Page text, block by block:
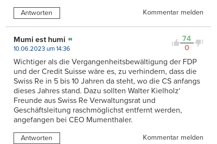
Antworten Kommentar melden
74
0
Mumi est humi
10.06.2023 um 14:36
Wichtiger als die Vergangenheitsbewältigung der FDP
und der Credit Suisse wäre es, zu verhindern, dass die
Swiss Re in 5 bis 10 Jahren da steht, wo die CS anfangs
dieses Jahres stand. Dazu sollten Walter Kielholz‘
Freunde aus Swiss Re Verwaltungsrat und
Geschäftsleitung raschmöglichst entfernt werden,
angefangen bei CEO Mumenthaler.
Antworten Kommentar melden